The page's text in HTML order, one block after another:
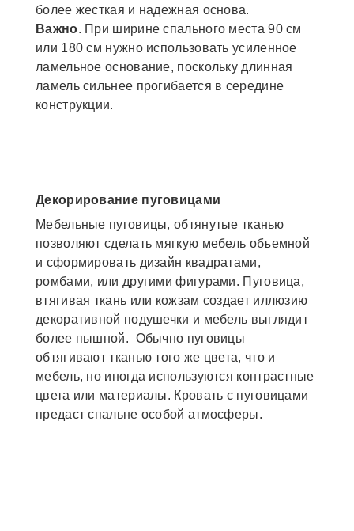
более жесткая и надежная основа.
Важно. При ширине спального места 90 см
или 180 см нужно использовать усиленное
ламельное основание, поскольку длинная
ламель сильнее прогибается в середине
конструкции.
Декорирование пуговицами
Мебельные пуговицы, обтянутые тканью
позволяют сделать мягкую мебель объемной
и сформировать дизайн квадратами,
ромбами, или другими фигурами. Пуговица,
втягивая ткань или кожзам создает иллюзию
декоративной подушечки и мебель выглядит
более пышной. Обычно пуговицы
обтягивают тканью того же цвета, что и
мебель, но иногда используются контрастные
цвета или материалы. Кровать с пуговицами
предаст спальне особой атмосферы.